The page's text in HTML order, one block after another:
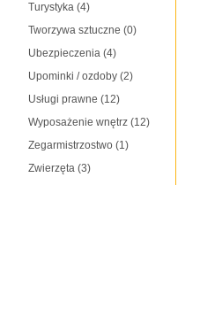
Turystyka (4)
Tworzywa sztuczne (0)
Ubezpieczenia (4)
Upominki / ozdoby (2)
Usługi prawne (12)
Wyposażenie wnętrz (12)
Zegarmistrzostwo (1)
Zwierzęta (3)